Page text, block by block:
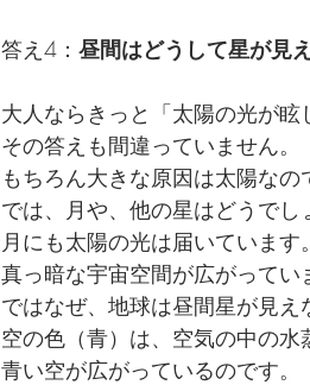
答え4： 昼間はどうして星が見
大人ならきっと「太陽の光が眩
その答えも間違っていません。
もちろん大きな原因は太陽なの
では、月や、他の星はどうでし
月にも太陽の光は届いています
真っ暗な宇宙空間が広がってい
ではなぜ、地球は昼間星が見え
空の色（青）は、空気の中の
青い空が広がっているのです。